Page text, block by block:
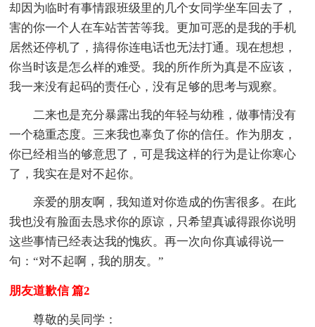
却因为临时有事情跟班级里的几个女同学坐车回去了，
害的你一个人在车站苦苦等我。更加可恶的是我的手机
居然还停机了，搞得你连电话也无法打通。现在想想，
你当时该是怎么样的难受。我的所作所为真是不应该，
我一来没有起码的责任心，没有足够的思考与观察。
二来也是充分暴露出我的年轻与幼稚，做事情没有
一个稳重态度。三来我也辜负了你的信任。作为朋友，
你已经相当的够意思了，可是我这样的行为是让你寒心
了，我实在是对不起你。
亲爱的朋友啊，我知道对你造成的伤害很多。在此
我也没有脸面去恳求你的原谅，只希望真诚得跟你说明
这些事情已经表达我的愧疚。再一次向你真诚得说一
句：“对不起啊，我的朋友。”
朋友道歉信 篇2
尊敬的吴同学：